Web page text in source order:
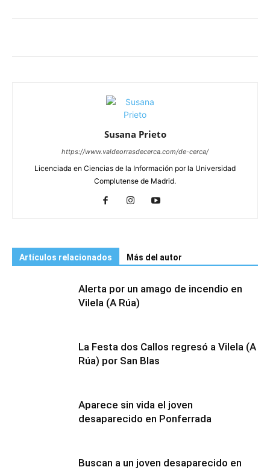
Susana Prieto
https://www.valdeorrasdecerca.com/de-cerca/
Licenciada en Ciencias de la Información por la Universidad
Complutense de Madrid.
Artículos relacionados Más del autor
Alerta por un amago de incendio en
Vilela (A Rúa)
La Festa dos Callos regresó a Vilela (A
Rúa) por San Blas
Aparece sin vida el joven
desaparecido en Ponferrada
Buscan a un joven desaparecido en